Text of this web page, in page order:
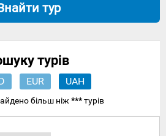
тур
турів
EUR UAH
більш ніж ***турів